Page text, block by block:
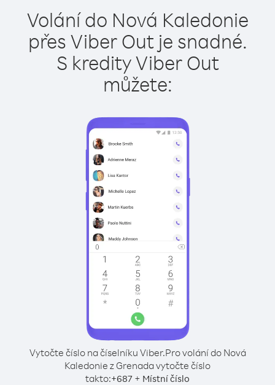
Volání do Nová Kaledonie
přes Viber Out je snadné.
S kredity Viber Out
můžete:
Vytočte číslo na číselníku Viber.Pro volání do Nová
Kaledonie z Grenada vytočte číslo
takto:+687 + Místní číslo